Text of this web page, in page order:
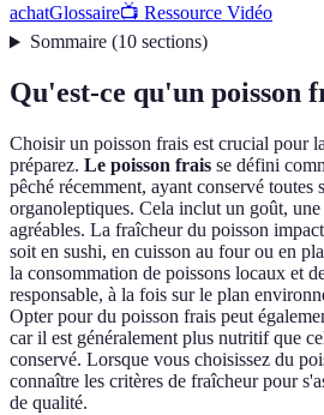
achatGlossaire📺 Ressource Vidéo
Sommaire(10 sections)
Qu'est-ce qu'un poisson
Choisir un poisson frais est crucial pour
préparez. Le poisson frais se défini
pêché récemment, ayant conservé toutes
organoleptiques. Cela inclut un goût,
agréables. La fraîcheur du poisson
soit en sushi, en cuisson au four ou en
la consommation de poissons locaux et
responsable, à la fois sur le plan
Opter pour du poisson frais peut
car il est généralement plus nutritif que
conservé. Lorsque vous choisissez du
connaître les critères de fraîcheur pour
de qualité.